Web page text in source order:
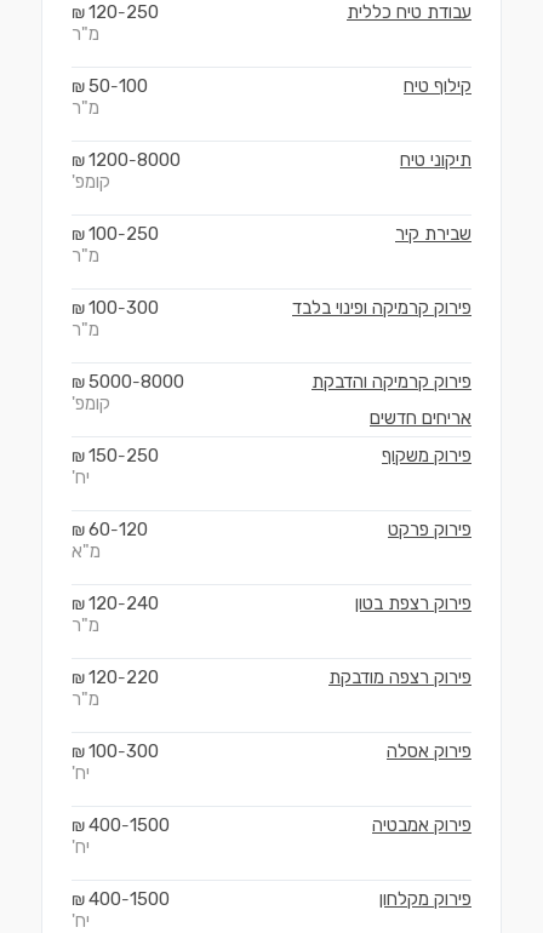
עבודת טיח כללית 120-250
₪
מ"ר
קילוף טיח 50-100
₪
מ"ר
תיקוני טיח 1200-8000
₪
קומפ'
שבירת קיר 100-250
₪
מ"ר
פירוק קרמיקה ופינוי בלבד 100-300
₪
מ"ר
פירוק קרמיקה והדבקת
אריחים חדשים
5000-8000
₪
קומפ'
פירוק משקוף 150-250
₪
יח'
פירוק פרקט 60-120
₪
מ"א
פירוק רצפת בטון 120-240
₪
מ"ר
פירוק רצפה מודבקת 120-220
₪
מ"ר
פירוק אסלה 100-300
₪
יח'
פירוק אמבטיה 400-1500
₪
יח'
פירוק מקלחון 400-1500
₪
יח'